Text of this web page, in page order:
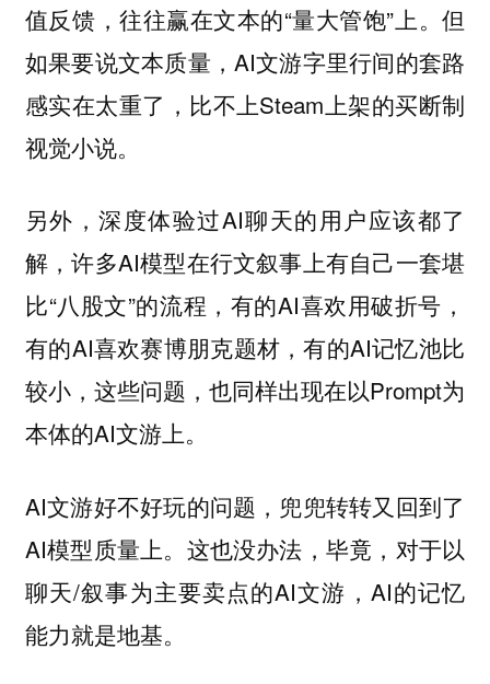
值反馈，往往赢在文本的“量大管饱”上。但
如果要说文本质量，AI文游字里行间的套路
感实在太重了，比不上Steam上架的买断制
视觉小说。
另外，深度体验过AI聊天的用户应该都了
解，许多AI模型在行文叙事上有自己一套堪
比“八股文”的流程，有的AI喜欢用破折号，
有的AI喜欢赛博朋克题材，有的AI记忆池比
较小，这些问题，也同样出现在以Prompt为
本体的AI文游上。
AI文游好不好玩的问题，兜兜转转又回到了
AI模型质量上。这也没办法，毕竟，对于以
聊天/叙事为主要卖点的AI文游，AI的记忆
能力就是地基。